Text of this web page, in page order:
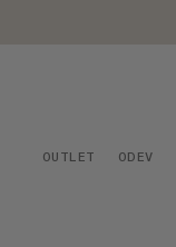
OUTLET ODEV